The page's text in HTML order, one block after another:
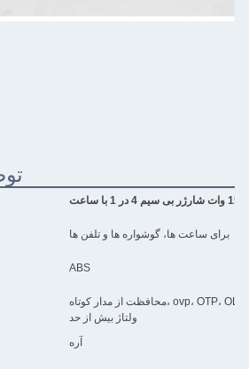
برای ساعت ها، گوشواره ها و تلفن ها
ABS
محافظت از مدار کوتاه، ovp، OTP، OLP، ocp، دیگر، ولتاژ پایین، شارژ بیش از حد، جریان بیش از حد،
ولتاژ بیش از حد
آره